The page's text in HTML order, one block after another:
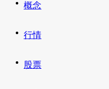
概念
行情
股票